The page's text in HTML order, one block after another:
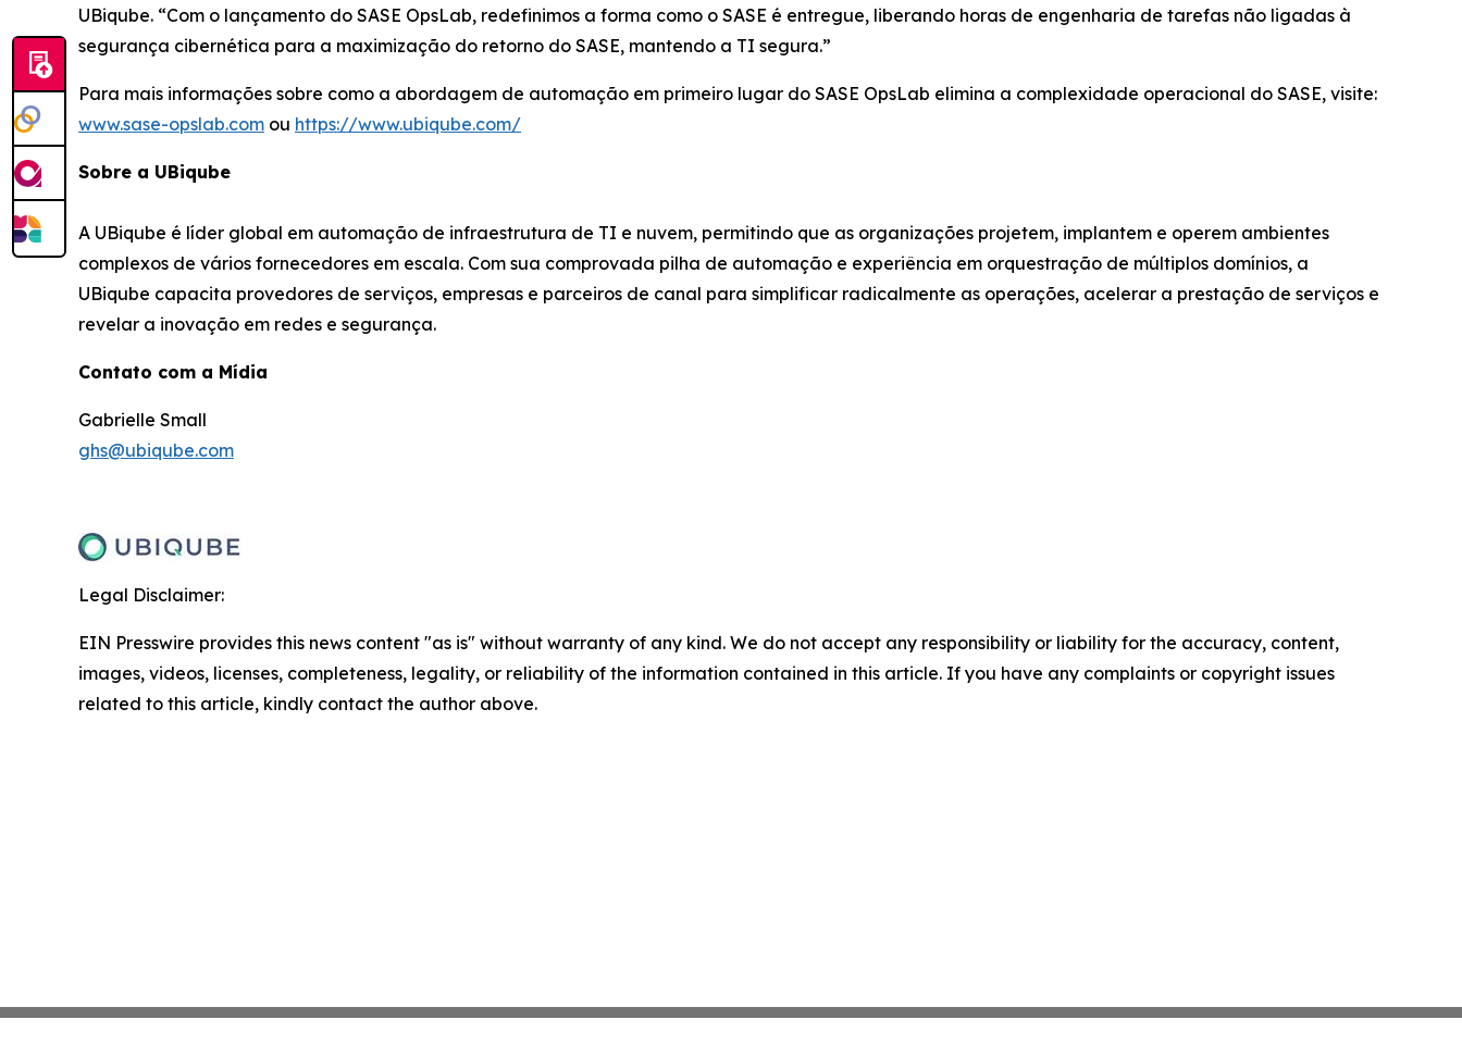
UBiqube. “Com o lançamento do SASE OpsLab, redefinimos a forma como o SASE é entregue, liberando horas de engenharia de tarefas não ligadas à
segurança cibernética para a maximização do retorno do SASE, mantendo a TI segura.”
Para mais informações sobre como a abordagem de automação em primeiro lugar do SASE OpsLab elimina a complexidade operacional do SASE, visite:
www.sase-opslab.com ou https://www.ubiqube.com/
Sobre a UBiqube
A UBiqube é líder global em automação de infraestrutura de TI e nuvem, permitindo que as organizações projetem, implantem e operem ambientes
complexos de vários fornecedores em escala. Com sua comprovada pilha de automação e experiência em orquestração de múltiplos domínios, a
UBiqube capacita provedores de serviços, empresas e parceiros de canal para simplificar radicalmente as operações, acelerar a prestação de serviços e
revelar a inovação em redes e segurança.
Contato com a Mídia
Gabrielle Small
ghs@ubiqube.com
Legal Disclaimer:
EIN Presswire provides this news content "as is" without warranty of any kind. We do not accept any responsibility or liability for the accuracy, content,
images, videos, licenses, completeness, legality, or reliability of the information contained in this article. If you have any complaints or copyright issues
related to this article, kindly contact the author above.